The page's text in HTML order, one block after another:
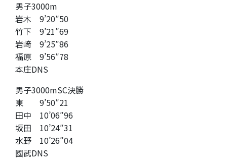
男子3000m
岩木 9’20″50
竹下 9’21″69
岩﨑 9’25″86
福原 9’56″78
本庄DNS
男子3000mSC決勝
東 9’50″21
田中 10’06″96
坂田 10’24″31
水野 10’26″04
國武DNS